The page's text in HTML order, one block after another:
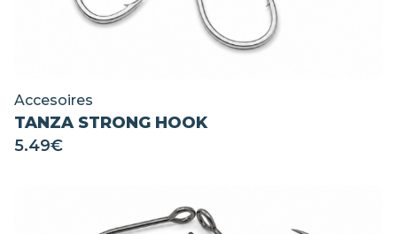
Accesoires
TANZA STRONG HOOK
5.49€